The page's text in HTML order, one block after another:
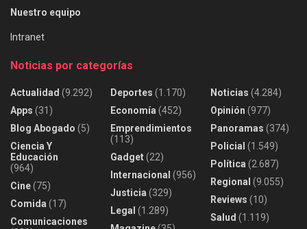
Nuestro equipo
Intranet
Noticias por categorías
Actualidad (9.292)
Apps (31)
Blog Abogado (5)
Ciencia Y
Educación
(964)
Cine(75)
Comida (17)
Comunicaciones
Deportes (1.170)
Economía (452)
Emprendimientos
(113)
Gadget(22)
Internacional (956)
Justicia (329)
Legal (1.289)
Noticias (4.284)
Opinión (977)
Panoramas (374)
Policial (1.549)
Política (2.687)
Regional (9.055)
Reviews (10)
Salud (1.119)